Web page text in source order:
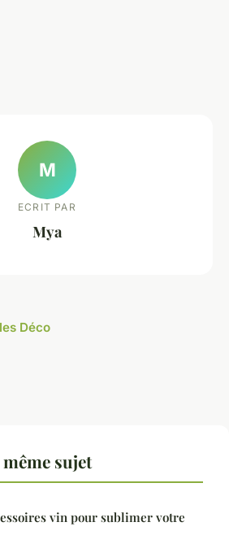
M
ECRIT PAR
Mya
Déco
sujet
vin pour sublimer votre